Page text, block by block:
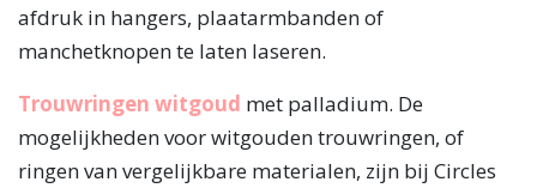
afdruk in hangers, plaatarmbanden of
manchetknopen te laten laseren.
Trouwringen witgoud met palladium. De
mogelijkheden voor witgouden trouwringen, of
ringen van vergelijkbare materialen, zijn bij Circles